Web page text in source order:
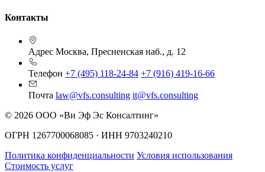
Контакты
Адрес Москва, Пресненская наб., д. 12
Телефон +7 (495) 118-24-84 +7 (916) 419-16-66
Почта law@vfs.consulting it@vfs.consulting
© 2026 ООО «Ви Эф Эс Консалтинг»
ОГРН 1267700068085 · ИНН 9703240210
Политика конфиденциальности Условия использования
Стоимость услуг